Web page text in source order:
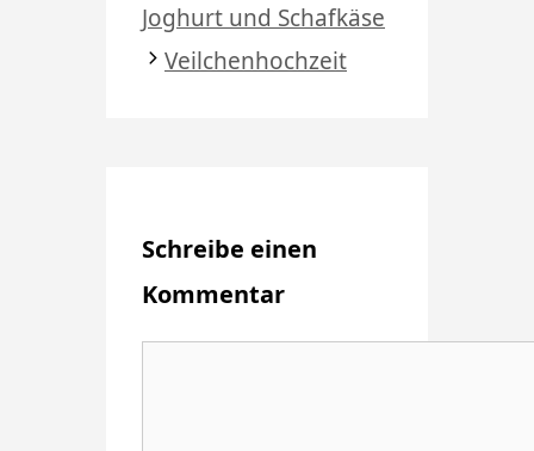
Joghurt und Schafkäse
Veilchenhochzeit
Schreibe einen
Kommentar